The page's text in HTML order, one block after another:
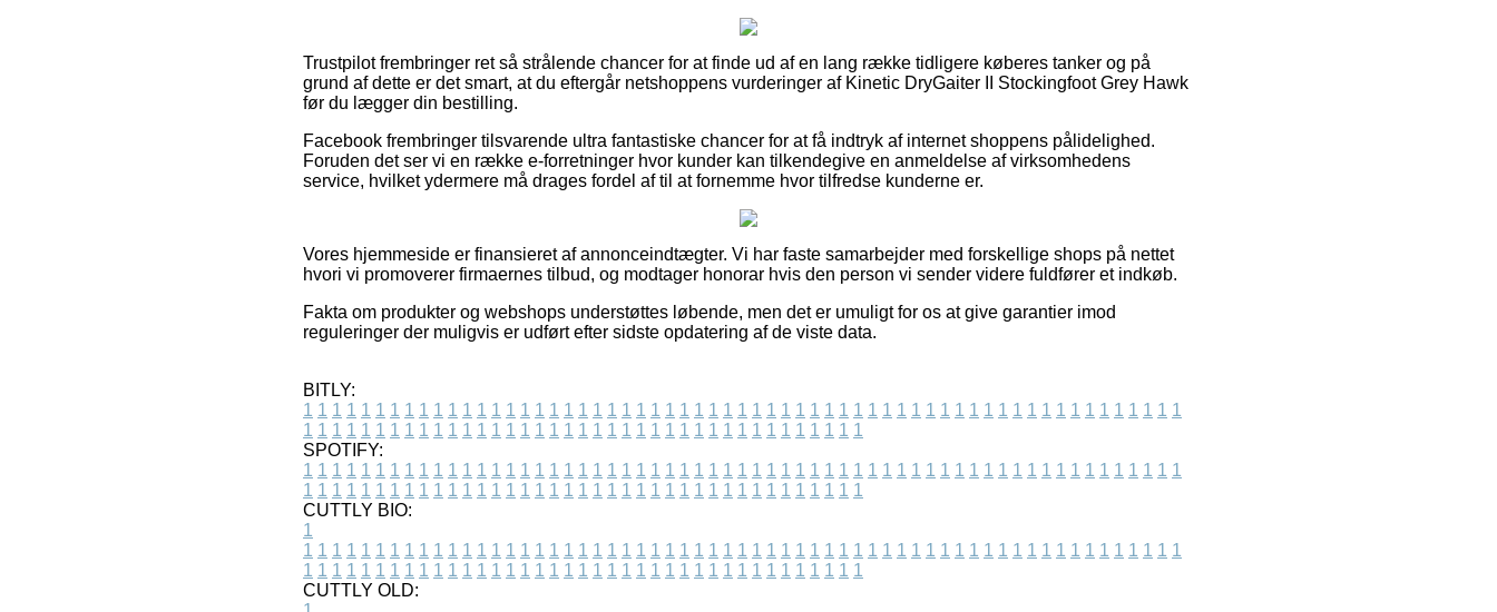
Trustpilot frembringer ret så strålende chancer for at finde ud af en lang række tidligere køberes tanker og på
grund af dette er det smart, at du eftergår netshoppens vurderinger af Kinetic DryGaiter II Stockingfoot Grey Hawk
før du lægger din bestilling.
Facebook frembringer tilsvarende ultra fantastiske chancer for at få indtryk af internet shoppens pålidelighed.
Foruden det ser vi en række e-forretninger hvor kunder kan tilkendegive en anmeldelse af virksomhedens
service, hvilket ydermere må drages fordel af til at fornemme hvor tilfredse kunderne er.
Vores hjemmeside er finansieret af annonceindtægter. Vi har faste samarbejder med forskellige shops på nettet
hvori vi promoverer firmaernes tilbud, og modtager honorar hvis den person vi sender videre fuldfører et indkøb.
Fakta om produkter og webshops understøttes løbende, men det er umuligt for os at give garantier imod
reguleringer der muligvis er udført efter sidste opdatering af de viste data.
BITLY:
1 1 1 1 1 1 1 1 1 1 1 1 1 1 1 1 1 1 1 1 1 1 1 1 1 1 1 1 1 1 1 1 1 1 1 1 1 1 1 1 1 1 1 1 1 1 1 1 1 1 1 1 1 1 1 1 1 1 1 1 1
1 1 1 1 1 1 1 1 1 1 1 1 1 1 1 1 1 1 1 1 1 1 1 1 1 1 1 1 1 1 1 1 1 1 1 1 1 1 1
SPOTIFY:
1 1 1 1 1 1 1 1 1 1 1 1 1 1 1 1 1 1 1 1 1 1 1 1 1 1 1 1 1 1 1 1 1 1 1 1 1 1 1 1 1 1 1 1 1 1 1 1 1 1 1 1 1 1 1 1 1 1 1 1 1
1 1 1 1 1 1 1 1 1 1 1 1 1 1 1 1 1 1 1 1 1 1 1 1 1 1 1 1 1 1 1 1 1 1 1 1 1 1 1
CUTTLY BIO:
1
1 1 1 1 1 1 1 1 1 1 1 1 1 1 1 1 1 1 1 1 1 1 1 1 1 1 1 1 1 1 1 1 1 1 1 1 1 1 1 1 1 1 1 1 1 1 1 1 1 1 1 1 1 1 1 1 1 1 1 1 1
1 1 1 1 1 1 1 1 1 1 1 1 1 1 1 1 1 1 1 1 1 1 1 1 1 1 1 1 1 1 1 1 1 1 1 1 1 1 1
CUTTLY OLD: